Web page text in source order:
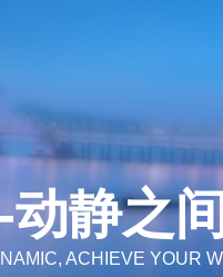
动静之
ACHIEVE YOUR